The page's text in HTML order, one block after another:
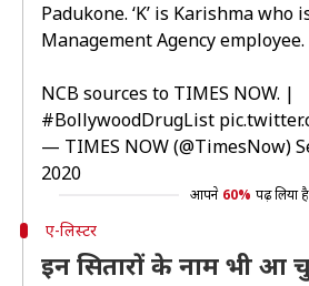
Padukone. ‘K’ is Karishma who
Management Agency employee.
NCB sources to TIMES NOW. |
#BollywoodDrugList
— TIMES NOW (@TimesNow)
2020
आपने 60% पढ़ लिया है
ए-लिस्टर
इन सितारों के नाम भी आ